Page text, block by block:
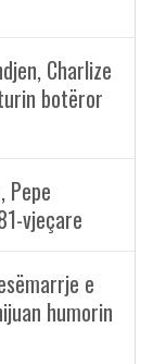
Charlize
botëror
Pepe
vjeçare
e
humorin